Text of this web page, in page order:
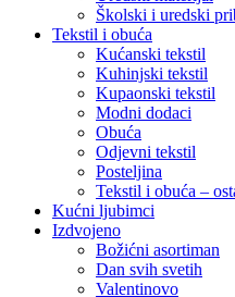
Školski i uredski
Tekstil i obuća
Kućanski tekstil
Kuhinjski tekstil
Kupaonski tekstil
Modni dodaci
Obuća
Odjevni tekstil
Posteljina
Tekstil i obuća –
Kućni ljubimci
Izdvojeno
Božićni asortiman
Dan svih svetih
Valentinovo